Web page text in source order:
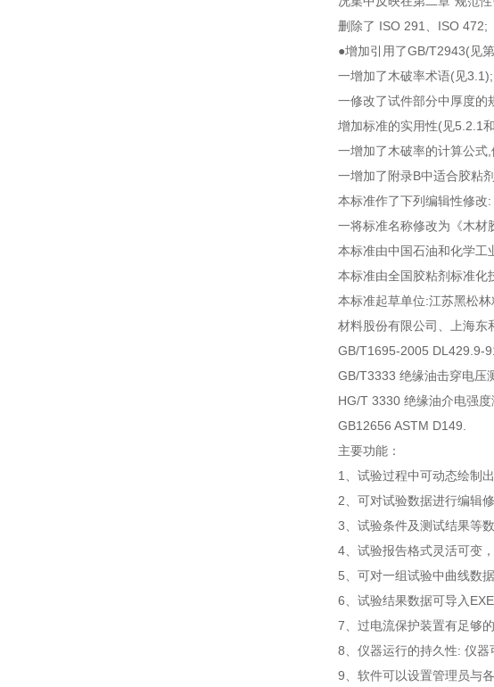
删除了 ISO 291、ISO 472;
●增加引用了GB/T2943(见
一增加了木破率术语(见3.1);
一修改了试件部分中厚度的
增加标准的实用性(见5.2.1
一增加了木破率的计算公式
一增加了附录B中适合胶粘
本标准作了下列编辑性修改:
一将标准名称修改为《木材
本标准由中国石油和化学工
本标准由全国胶粘剂标准化
本标准起草单位:江苏黑松
材料股份有限公司、上海
GB/T1695-2005 DL429.9-
GB/T3333 绝缘油击穿电压
HG/T 3330 绝缘油介电强
GB12656 ASTM D149.
主要功能：
1、试验过程中可动态绘制
2、可对试验数据进行编辑
3、试验条件及测试结果等
4、试验报告格式灵活可变
5、可对一组试验中曲线数
6、试验结果数据可导入
7、过电流保护装置有足够
8、仪器运行的持久性: 仪器
9、软件可以设置管理员与